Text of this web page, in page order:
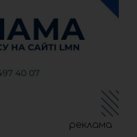
реклама